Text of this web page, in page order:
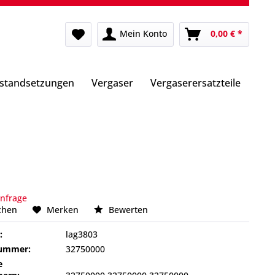
Mein Konto 0,00 € *
Vergaser Vergaserersatzteile
Merken Bewerten
lag3803
32750000